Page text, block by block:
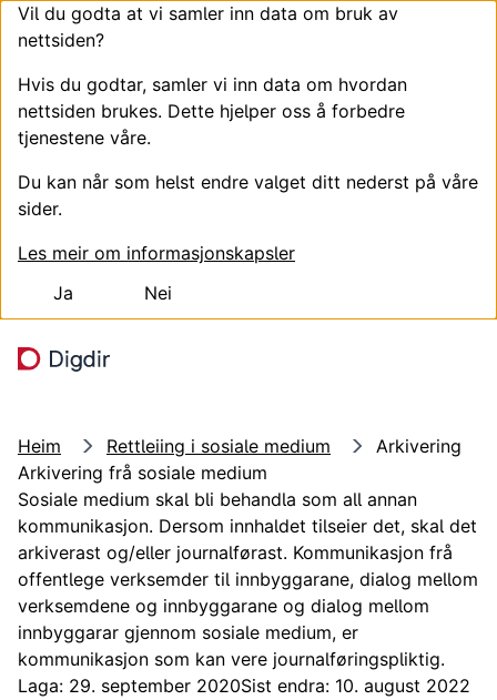
Vil du godta at vi samler inn data om bruk av
nettsiden?
Hvis du godtar, samler vi inn data om hvordan
nettsiden brukes. Dette hjelper oss å forbedre
tjenestene våre.
Du kan når som helst endre valget ditt nederst på våre
sider.
Les meir om informasjonskapsler
Ja
Nei
Heim Rettleiing i sosiale medium
Arkivering
Arkivering frå sosiale medium
Sosiale medium skal bli behandla som all annan
kommunikasjon. Dersom innhaldet tilseier det, skal det
arkiverast og/eller journalførast. Kommunikasjon frå
offentlege verksemder til innbyggarane, dialog mellom
verksemdene og innbyggarane og dialog mellom
innbyggarar gjennom sosiale medium, er
kommunikasjon som kan vere journalføringspliktig.
Laga: 29. september 2020Sist endra: 10. august 2022